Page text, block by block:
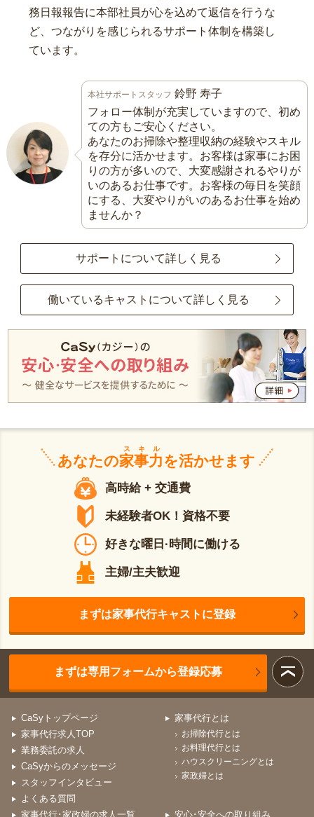
務日報報告に本部社員が心を込めて返信を行うな
ど、つながりを感じられるサポート体制を構築し
ています。
本社サポートスタッフ 鈴野 寿子
フォロー体制が充実していますので、初め
ての方もご安心ください。
あなたのお掃除や整理収納の経験やスキル
を存分に活かせます。お客様は家事にお困
りの方が多いので、大変感謝されるやりが
いのあるお仕事です。お客様の毎日を笑顔
にする、大変やりがいのあるお仕事を始め
ませんか？
サポートについて詳しく見る
働いているキャストについて詳しく見る
あなたの家事力
スキル
を活かせます
高時給 + 交通費
未経験者OK！資格不要
好きな曜日·時間に働ける
主婦/主夫歓迎
まずは家事代行キャストに登録
まずは専用フォームから登録応募
CaSyトップページ
家事代行求人TOP
業務委託の求人
CaSyからのメッセージ
スタッフインタビュー
よくある質問
家事代行とは
お掃除代行とは
お料理代行とは
ハウスクリーニングとは
家政婦とは
家事代行･家政婦の求人一覧 安心･安全への取り組み